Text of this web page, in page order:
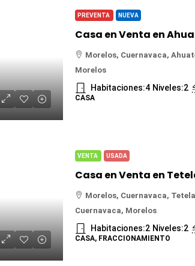
PREVENTA NUEVA
Morelos, Cuernavaca,
Morelos
Habitaciones:4 Niveles:2
CASA
VENTA USADA
Morelos, Cuernavaca,
Cuernavaca, Morelos
Habitaciones:2 Niveles:2
CASA, FRACCIONAMIENTO